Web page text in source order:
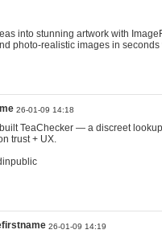
into stunning artwork with
photo-realistic images in
26-01-09 14:18
TeaChecker — a discreet
trust + UX.
26-01-09 14:19